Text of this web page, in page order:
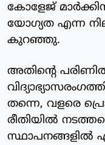
കോളേജ്
യോഗ്യത എന്ന
കുറഞ്ഞു.
അതിന്റെ
തന്നെ, വളരെ
രീതിയിൽ
സ്ഥാപനങ്ങളിൽ